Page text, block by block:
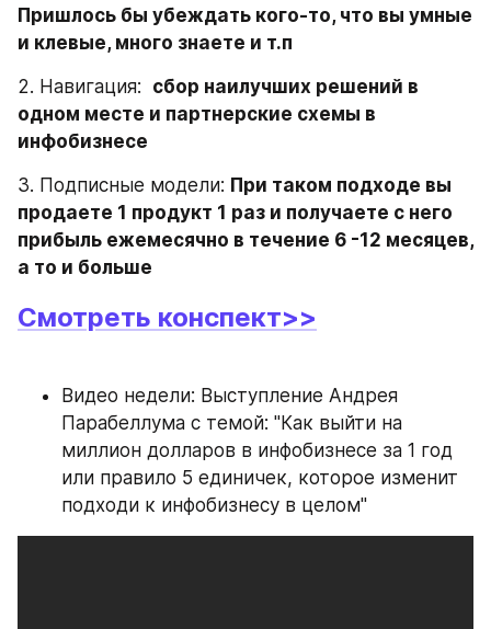
Пришлось бы убеждать кого-то, что вы умные
и клевые, много знаете и т.п
2. Навигация: сбор наилучших решений в
одном месте и партнерские схемы в
инфобизнесе
3. Подписные модели: При таком подходе вы
продаете 1 продукт 1 раз и получаете с него
прибыль ежемесячно в течение 6 -12 месяцев,
а то и больше
Смотреть конспект>>
Видео недели: Выступление Андрея
Парабеллума с темой: "Как выйти на
миллион долларов в инфобизнесе за 1 год
или правило 5 единичек, которое изменит
подходи к инфобизнесу в целом"